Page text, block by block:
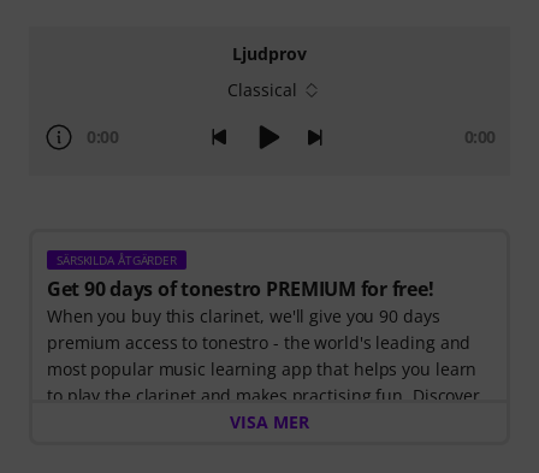
Ljudprov
Classical
0:00 0:00
SÄRSKILDA ÅTGÄRDER
Get 90 days of tonestro PREMIUM for free!
When you buy this clarinet, we'll give you 90 days
premium access to tonestro - the world's leading and
most popular music learning app that helps you learn
to play the clarinet and makes practising fun. Discover
the world of music with60 interactive step-by-step
VISA MER